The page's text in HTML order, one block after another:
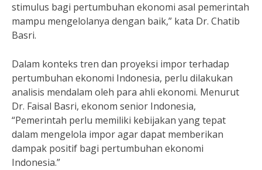
stimulus bagi pertumbuhan ekonomi asal pemerintah
mampu mengelolanya dengan baik,” kata Dr. Chatib
Basri.
Dalam konteks tren dan proyeksi impor terhadap
pertumbuhan ekonomi Indonesia, perlu dilakukan
analisis mendalam oleh para ahli ekonomi. Menurut
Dr. Faisal Basri, ekonom senior Indonesia,
“Pemerintah perlu memiliki kebijakan yang tepat
dalam mengelola impor agar dapat memberikan
dampak positif bagi pertumbuhan ekonomi
Indonesia.”